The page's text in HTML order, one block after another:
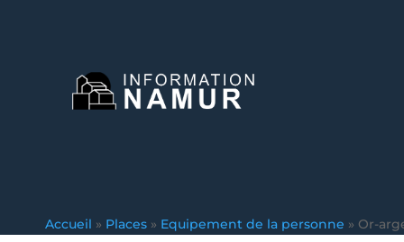
Accueil » Places » Equipement de la personne » Or-